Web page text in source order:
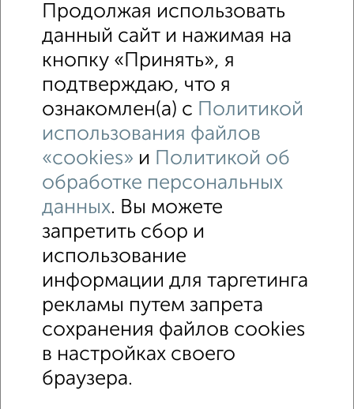
Машиноместа в паркинге Без посредников
Контакты
Политика конфиденциальности
Пользовательское соглашение
Тюмень, улица Герцена 97
© 2015–2026
Сайт-доска объявлений недвижимости
Реклама на портале
Новости
Продолжая использовать
данный сайт и нажимая на
кнопку «Принять», я
подтверждаю, что я
ознакомлен(а) с Политикой
использования файлов
«cookies» и Политикой об
обработке персональных
данных. Вы можете
запретить сбор и
использование
информации для таргетинга
рекламы путем запрета
сохранения файлов cookies
в настройках своего
браузера.